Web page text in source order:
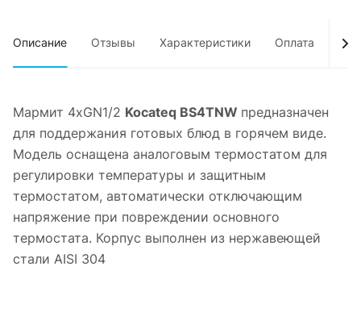
Описание Отзывы Характеристики Оплата
Мармит 4хGN1/2 Kocateq BS4TNW предназначен
для поддержания готовых блюд в горячем виде.
Модель оснащена аналоговым термостатом для
регулировки температуры и защитным
термостатом, автоматически отключающим
напряжение при повреждении основного
термостата. Корпус выполнен из нержавеющей
стали AISI 304